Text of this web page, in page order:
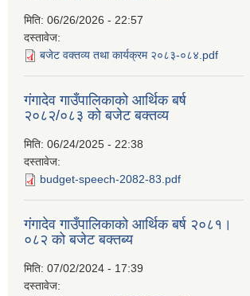
मिति: 06/26/2026 - 22:57
दस्तावेज:
बजेट वक्तव्य तथा कार्यक्रम २०८३-०८४.pdf
गंगादेव गाउँपालिकाको आर्थिक बर्ष
२०८२/०८३ को बजेट बक्तव्य
मिति: 06/24/2025 - 22:38
दस्तावेज:
budget-speech-2082-83.pdf
गंगादेव गाउँपालिकाको आर्थिक बर्ष २०८१।
०८२ को बजेट बक्तब्य
मिति: 07/02/2024 - 17:39
दस्तावेज: